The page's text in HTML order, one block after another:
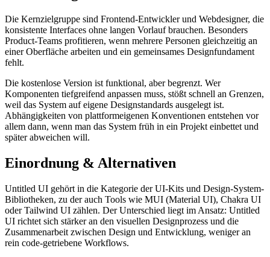
Die Kernzielgruppe sind Frontend-Entwickler und Webdesigner, die
konsistente Interfaces ohne langen Vorlauf brauchen. Besonders
Product-Teams profitieren, wenn mehrere Personen gleichzeitig an
einer Oberfläche arbeiten und ein gemeinsames Designfundament
fehlt.
Die kostenlose Version ist funktional, aber begrenzt. Wer
Komponenten tiefgreifend anpassen muss, stößt schnell an Grenzen,
weil das System auf eigene Designstandards ausgelegt ist.
Abhängigkeiten von plattformeigenen Konventionen entstehen vor
allem dann, wenn man das System früh in ein Projekt einbettet und
später abweichen will.
Einordnung & Alternativen
Untitled UI gehört in die Kategorie der UI-Kits und Design-System-
Bibliotheken, zu der auch Tools wie MUI (Material UI), Chakra UI
oder Tailwind UI zählen. Der Unterschied liegt im Ansatz: Untitled
UI richtet sich stärker an den visuellen Designprozess und die
Zusammenarbeit zwischen Design und Entwicklung, weniger an
rein code-getriebene Workflows.